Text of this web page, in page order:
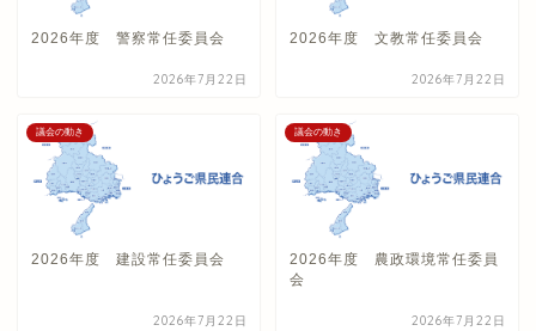
2026年度 警察常任委員会
2026年7月22日
2026年度 文教常任委員会
2026年7月22日
議会の動き
2026年度 建設常任委員会
2026年7月22日
議会の動き
2026年度 農政環境常任委員
会
2026年7月22日